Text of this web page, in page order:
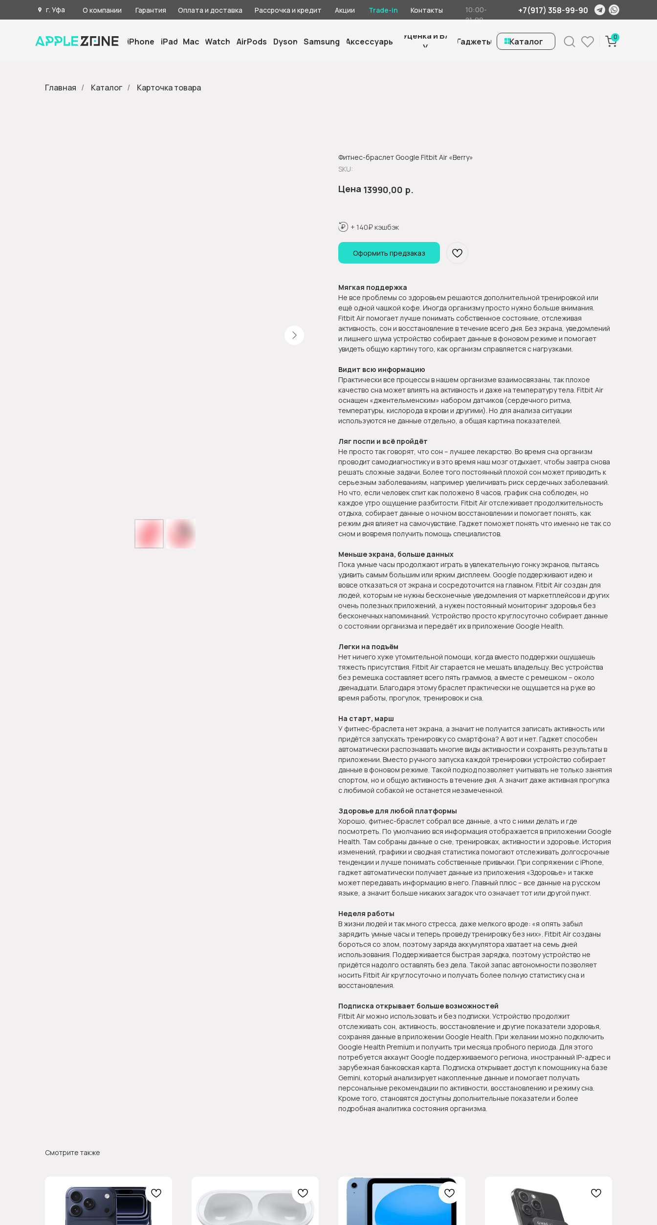
О компании Trade-in
Гарантия Контакты
Оплата и доставка Рассрочка и кредит +7(917) 358-99-90
10:00-
21:00
iPhone iPad Mac Watch AirPods Samsung Аксессуары
Уценка и Б/
У
Гаджеты
г. Уфа
0
Акции
Dyson ㅤКаталог
Главная / Каталог / Карточка товара
Фитнес-браслет Google Fitbit Air «Berry»
SKU:
Цена 13990,00 р.
+ 140₽ кэшбэк
Оформить предзаказ
Мягкая поддержка
Не все проблемы со здоровьем решаются дополнительной тренировкой или
ещё одной чашкой кофе. Иногда организму просто нужно больше внимания.
Fitbit Air помогает лучше понимать собственное состояние, отслеживая
активность, сон и восстановление в течение всего дня. Без экрана, уведомлений
и лишнего шума устройство собирает данные в фоновом режиме и помогает
увидеть общую картину того, как организм справляется с нагрузками.
Видит всю информацию
Практически все процессы в нашем организме взаимосвязаны, так плохое
качество сна может влиять на активность и даже на температуру тела. Fitbit Air
оснащен «джентельменским» набором датчиков (сердечного ритма,
температуры, кислорода в крови и другими). Но для анализа ситуации
используются не данные отдельно, а общая картина показателей.
Ляг поспи и всё пройдёт
Не просто так говорят, что сон – лучшее лекарство. Во время сна организм
проводит самодиагностику и в это время наш мозг отдыхает, чтобы завтра снова
решать сложные задачи. Более того постоянный плохой сон может приводить к
серьезным заболеваниям, например увеличивать риск сердечных заболеваний.
Но что, если человек спит как положено 8 часов, график сна соблюден, но
каждое утро ощущение разбитости. Fitbit Air отслеживает продолжительность
отдыха, собирает данные о ночном восстановлении и помогает понять, как
режим дня влияет на самочувствие. Гаджет поможет понять что именно не так со
сном и вовремя получить помощь специалистов.
Меньше экрана, больше данных
Пока умные часы продолжают играть в увлекательную гонку экранов, пытаясь
удивить самым большим или ярким дисплеем. Google поддерживают идею и
вовсе отказаться от экрана и сосредоточится на главном. Fitbit Air создан для
людей, которым не нужны бесконечные уведомления от маркетплейсов и других
очень полезных приложений, а нужен постоянный мониторинг здоровья без
бесконечных напоминаний. Устройство просто круглосуточно собирает данные
о состоянии организма и передаёт их в приложение Google Health.
Легки на подъём
Нет ничего хуже утомительной помощи, когда вместо поддержки ощущаешь
тяжесть присутствия. Fitbit Air старается не мешать владельцу. Вес устройства
без ремешка составляет всего пять граммов, а вместе с ремешком – около
двенадцати. Благодаря этому браслет практически не ощущается на руке во
время работы, прогулок, тренировок и сна.
На старт, марш
У фитнес-браслета нет экрана, а значит не получится записать активность или
придётся запускать тренировку со смартфона? А вот и нет. Гаджет способен
автоматически распознавать многие виды активности и сохранять результаты в
приложении. Вместо ручного запуска каждой тренировки устройство собирает
данные в фоновом режиме. Такой подход позволяет учитывать не только занятия
спортом, но и общую активность в течение дня. А значит даже активная прогулка
с любимой собакой не останется незамеченной.
Здоровье для любой платформы
Хорошо, фитнес-браслет собрал все данные, а что с ними делать и где
посмотреть. По умолчанию вся информация отображается в приложении Google
Health. Там собраны данные о сне, тренировках, активности и здоровье. История
изменений, графики и сводная статистика помогают отслеживать долгосрочные
тенденции и лучше понимать собственные привычки. При сопряжении с iPhone,
гаджет автоматически получает данные из приложения «Здоровье» и также
может передавать информацию в него. Главный плюс – все данные на русском
языке, а значит больше никаких загадок что означает тот или другой пункт.
Неделя работы
В жизни людей и так много стресса, даже мелкого вроде: «я опять забыл
зарядить умные часы и теперь проведу тренировку без них». Fitbit Air созданы
бороться со злом, поэтому заряда аккумулятора хватает на семь дней
использования. Поддерживается быстрая зарядка, поэтому устройство не
придётся надолго оставлять без дела. Такой запас автономности позволяет
носить Fitbit Air круглосуточно и получать более полную статистику сна и
восстановления.
Подписка открывает больше возможностей
Fitbit Air можно использовать и без подписки. Устройство продолжит
отслеживать сон, активность, восстановление и другие показатели здоровья,
сохраняя данные в приложении Google Health. При желании можно подключить
Google Health Premium и получить три месяца пробного периода. Для этого
потребуется аккаунт Google поддерживаемого региона, иностранный IP-адрес и
зарубежная банковская карта. Подписка открывает доступ к помощнику на базе
Gemini, который анализирует накопленные данные и помогает получать
персональные рекомендации по активности, восстановлению и режиму сна.
Кроме того, становятся доступны дополнительные показатели и более
подробная аналитика состояния организма.
Смотрите также